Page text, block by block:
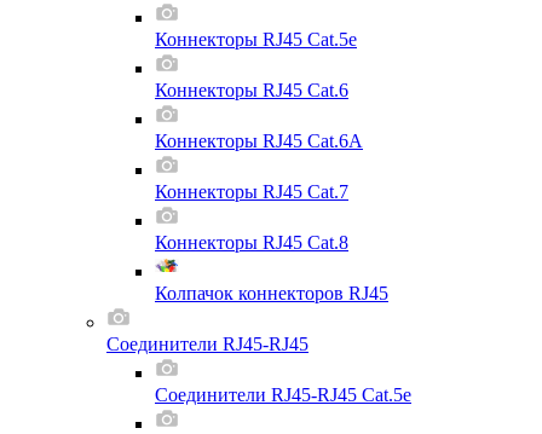
Коннекторы RJ45 Cat.5e
Коннекторы RJ45 Cat.6
Коннекторы RJ45 Cat.6A
Коннекторы RJ45 Cat.7
Коннекторы RJ45 Cat.8
Колпачок коннекторов RJ45
Соединители RJ45-RJ45
Соединители RJ45-RJ45 Cat.5e